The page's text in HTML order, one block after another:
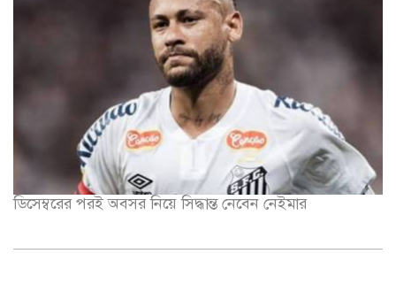
ডিসেম্বরের পরই অবসর নিয়ে সিদ্ধান্ত নেবেন নেইমার